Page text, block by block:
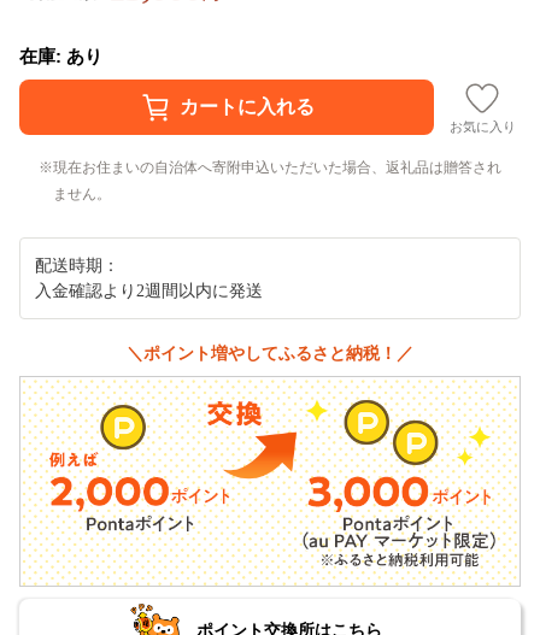
在庫: あり
お気に入り
現在お住まいの自治体へ寄附申込いただいた場合、返礼品は贈答され
ません。
配送時期：
入金確認より2週間以内に発送
＼ポイント増やしてふるさと納税！／
ポイント交換所はこちら